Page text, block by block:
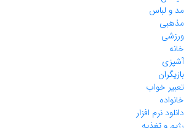
مد و لباس
مذهبی
ورزشی
خانه
آشپزی
بازیگران
تعبیر خواب
خانواده
دانلود نرم افزار